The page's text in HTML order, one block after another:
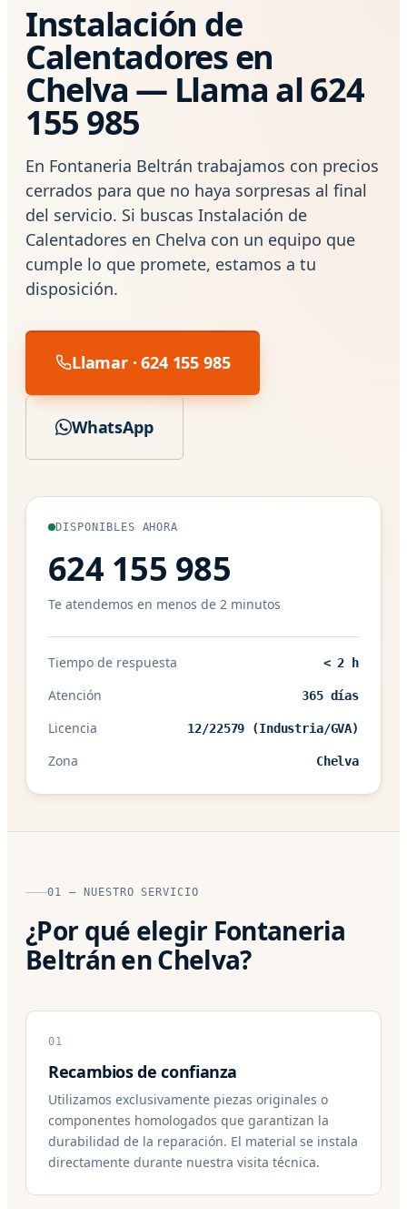
Instalación de
Calentadores en
Chelva — Llama al 624
155 985
En Fontaneria Beltrán trabajamos con precios
cerrados para que no haya sorpresas al final
del servicio. Si buscas Instalación de
Calentadores en Chelva con un equipo que
cumple lo que promete, estamos a tu
disposición.
Llamar · 624 155 985
WhatsApp
DISPONIBLES AHORA
624 155 985
Te atendemos en menos de 2 minutos
Tiempo de respuesta < 2 h
Atención 365 días
Licencia 12/22579 (Industria/GVA)
Zona Chelva
01 — NUESTRO SERVICIO
¿Por qué elegir Fontaneria
Beltrán en Chelva?
01
Recambios de confianza
Utilizamos exclusivamente piezas originales o
componentes homologados que garantizan la
durabilidad de la reparación. El material se instala
directamente durante nuestra visita técnica.